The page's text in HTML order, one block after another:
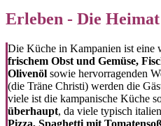
Erleben - Die
Die Küche in Kampanien ist eine
frischem Obst und Gemüse,
Olivenöl sowie hervorragenden
(die Träne Christi) werden die
viele ist die kampanische Küche
überhaupt, da viele typisch